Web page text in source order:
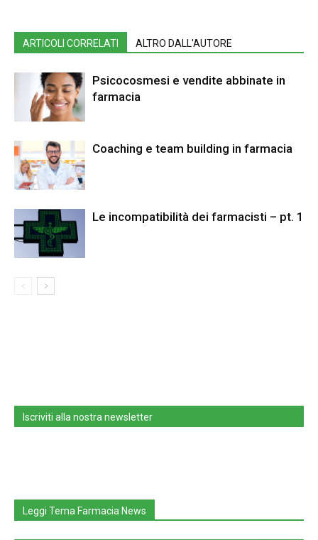
ARTICOLI CORRELATI ALTRO DALL'AUTORE
Psicocosmesi e vendite abbinate in
farmacia
Coaching e team building in farmacia
Le incompatibilità dei farmacisti – pt. 1
Iscriviti alla nostra newsletter
Leggi Tema Farmacia News